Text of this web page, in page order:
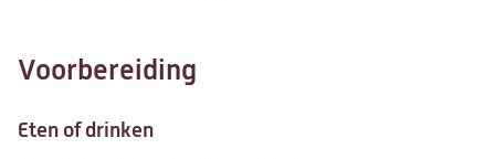
Voorbereiding
Eten of drinken